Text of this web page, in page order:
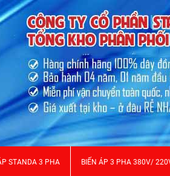
STANDA 3 PHA BIẾN ÁP 3 PHA 380V/